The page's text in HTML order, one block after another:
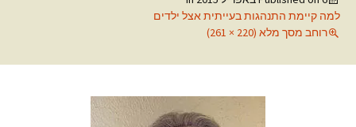
למה קיימת התנהגות בעייתית אצל ילדים
רוחב מסך מלא (220 × 261)